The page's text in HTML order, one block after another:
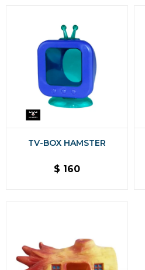
TV-BOX HAMSTER
$ 160